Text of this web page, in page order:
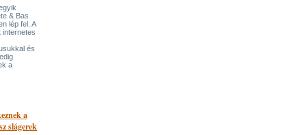
& Bas
lép fel. A
internetes
és
a
a
slágerek